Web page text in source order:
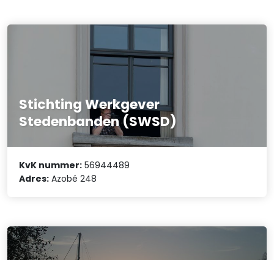
Stichting Werkgever
Stedenbanden (SWSD)
KvK nummer: 56944489
Adres: Azobé 248